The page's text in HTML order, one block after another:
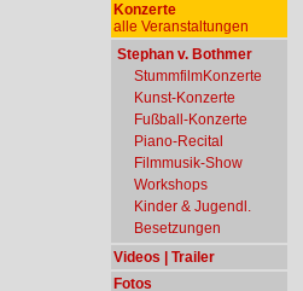
Konzerte
alle Veranstaltungen
Stephan v. Bothmer
StummfilmKonzerte
Kunst-Konzerte
Fußball-Konzerte
Piano-Recital
Filmmusik-Show
Workshops
Kinder & Jugendl.
Besetzungen
Videos | Trailer
Fotos